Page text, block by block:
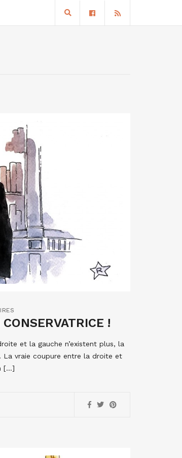
!
et la gauche n’existent plus, la
La vraie coupure entre la droite et
[…]